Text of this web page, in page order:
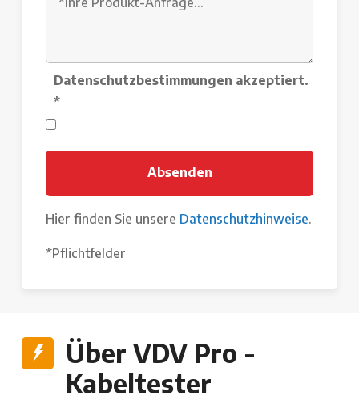
Datenschutzbestimmungen akzeptiert.
*
Hier finden Sie unsere Datenschutzhinweise.
*Pflichtfelder
Über VDV Pro -
Kabeltester